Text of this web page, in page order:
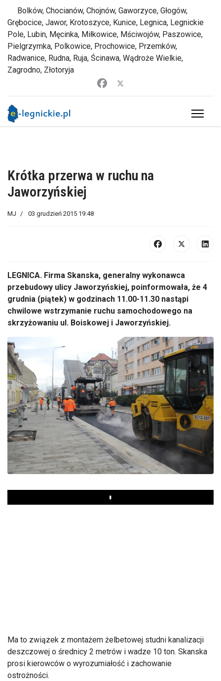
Bolków, Chocianów, Chojnów, Gaworzyce, Głogów,
Grębocice, Jawor, Krotoszyce, Kunice, Legnica, Legnickie
Pole, Lubin, Męcinka, Miłkowice, Mściwojów, Paszowice,
Pielgrzymka, Polkowice, Prochowice, Przemków,
Radwanice, Rudna, Ruja, Ścinawa, Wądroże Wielkie,
Zagrodno, Złotoryja
Krótka przerwa w ruchu na
Jaworzyńskiej
MJ 03 grudzień 2015 19:48
LEGNICA. Firma Skanska, generalny wykonawca
przebudowy ulicy Jaworzyńskiej, poinformowała, że 4
grudnia (piątek) w godzinach 11.00-11.30 nastąpi
chwilowe wstrzymanie ruchu samochodowego na
skrzyżowaniu ul. Boiskowej i Jaworzyńskiej.
Play
Ma to związek z montażem żelbetowej studni kanalizacji
deszczowej o średnicy 2 metrów i wadze 10 ton. Skanska
prosi kierowców o wyrozumiałość i zachowanie
ostrożności.